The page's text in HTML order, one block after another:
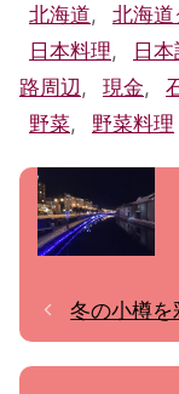
北海道, 北海道
日本料理, 日
路周辺 , 現金,
野菜, 野菜料理
冬の小樽を